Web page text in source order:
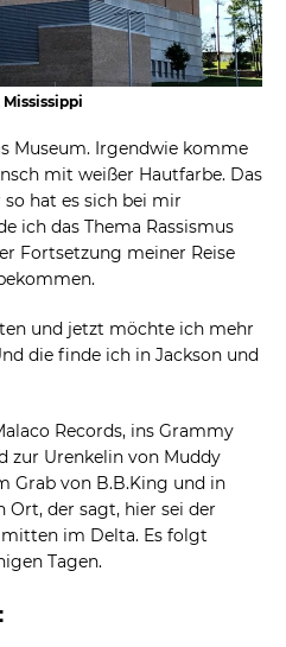
Museum. Irgendwie komme
mit weißer Hautfarbe. Das
hat es sich bei mir
ich das Thema Rassismus
Fortsetzung meiner Reise
und jetzt möchte ich mehr
die finde ich in Jackson und
Records, ins Grammy
zur Urenkelin von Muddy
Grab von B.B.King und in
Ort, der sagt, hier sei der
mitten im Delta. Es folgt
Tagen.